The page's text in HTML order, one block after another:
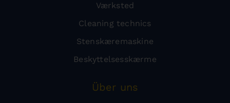
Værksted
Cleaning technics
Stenskæremaskine
Beskyttelsesskærme
Über uns